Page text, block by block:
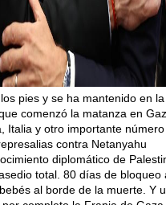
pies y se ha mantenido en la
comenzó la matanza en
Italia y otro importante
contra Netanyahu
diplomático de
total. 80 días de bloqueo
al borde de la muerte. Y